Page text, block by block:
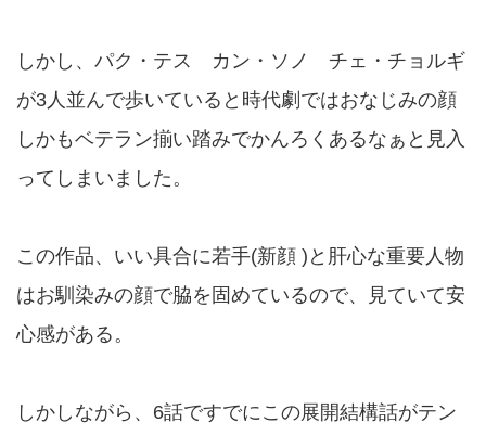
しかし、パク・テス カン・ソノ チェ・チョルギ
が3人並んで歩いていると時代劇ではおなじみの顔
しかもベテラン揃い踏みでかんろくあるなぁと見入
ってしまいました。
この作品、いい具合に若手(新顔 )と肝心な重要人物
はお馴染みの顔で脇を固めているので、見ていて安
心感がある。
しかしながら、6話ですでにこの展開結構話がテン